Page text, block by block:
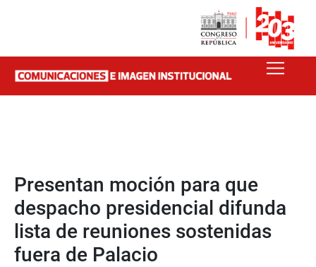
Presentan moción para que
despacho presidencial difunda
lista de reuniones sostenidas
fuera de Palacio